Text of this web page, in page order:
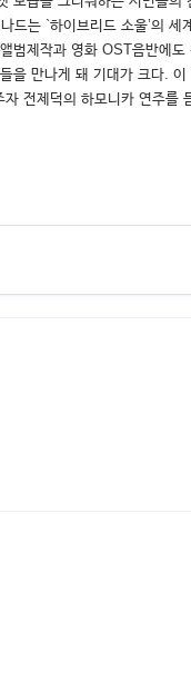
는 `하이브리드 소울’의 세
범제작과 영화 OST음반
을 만나게 돼 기대가 크다. 이
전제덕의 하모니카 연주를